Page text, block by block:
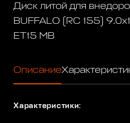
Диск литой для
BUFFALO (RC 155)
ET15 MB
Описание
Характеристики: